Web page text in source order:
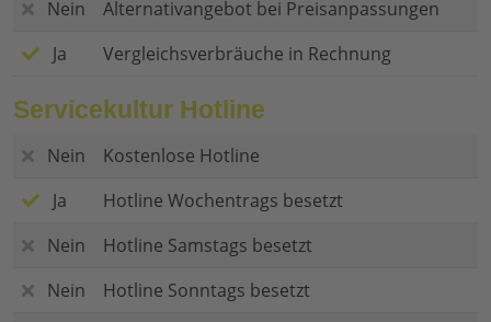
Nein
Alternativangebot bei Preisanpassungen
Ja
Vergleichsverbräuche in Rechnung
Servicekultur Hotline
Nein
Kostenlose Hotline
Ja
Hotline Wochentrags besetzt
Nein
Hotline Samstags besetzt
Nein
Hotline Sonntags besetzt